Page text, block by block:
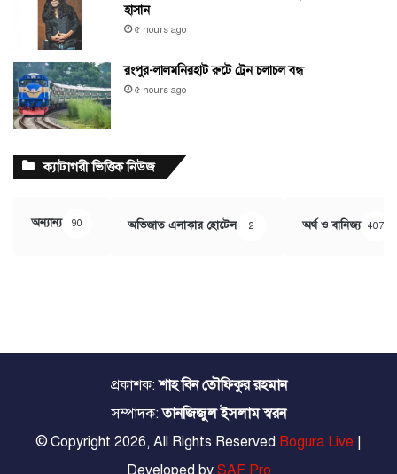
হাসান
৫ hours ago
রংপুর-লালমনিরহাট রুটে ট্রেন চলাচল বন্ধ
৫ hours ago
ক্যাটাগরী ভিত্তিক নিউজ
অন্যান্য 90 অভিজাত এলাকার হোটেল 2 অর্থ ও বানিজ্য 407
প্রকাশক:শাহ বিন তৌফিকুর রহমান
সম্পাদক:তানজিজুল ইসলাম স্বরন
© Copyright 2026, All Rights Reserved Bogura Live |
Developed by SAF Pro